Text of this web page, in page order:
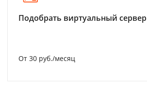
Подобрать виртуальный сервер
От 30 руб./месяц